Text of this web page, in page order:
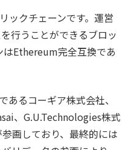
ックチェーンです。運営
行うことができるブロッ
はEthereum完全互換であ
るコーギア株式会社、
、G.U.Technologies株式
画しており、最終的には